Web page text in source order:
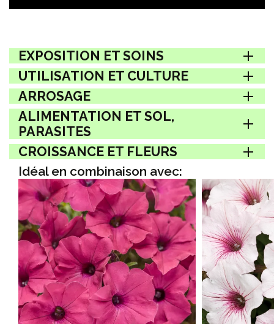
EXPOSITION ET SOINS
UTILISATION ET CULTURE
ARROSAGE
ALIMENTATION ET SOL,
PARASITES
CROISSANCE ET FLEURS
Idéal en combinaison avec: